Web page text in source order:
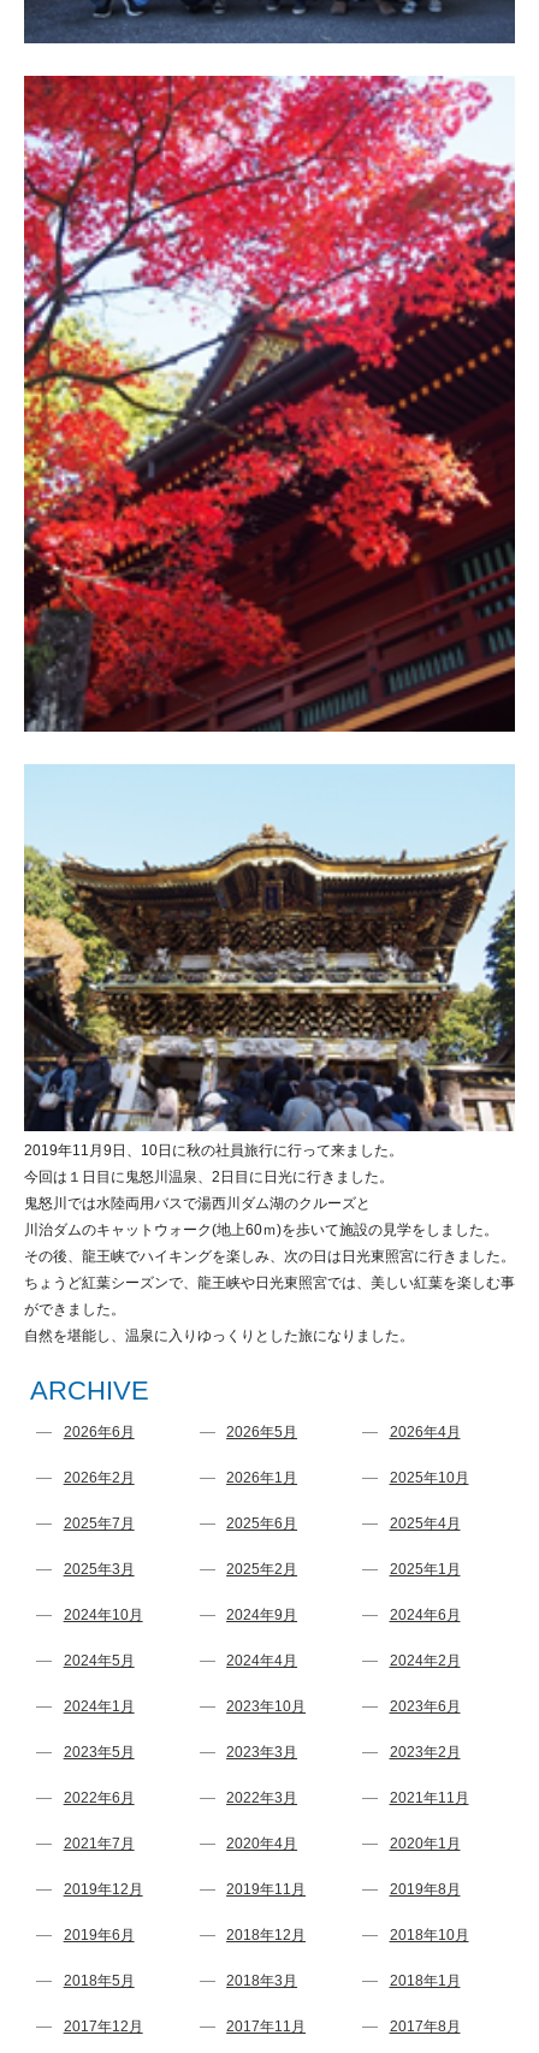
2019年11月9日、10日に秋の社員旅行に行って来ました。
今回は１日目に鬼怒川温泉、2日目に日光に行きました。
鬼怒川では水陸両用バスで湯西川ダム湖のクルーズと
川治ダムのキャットウォーク(地上60ｍ)を歩いて施設の見学をしました。
その後、龍王峡でハイキングを楽しみ、次の日は日光東照宮に行きました。
ちょうど紅葉シーズンで、龍王峡や日光東照宮では、美しい紅葉を楽しむ事
ができました。
自然を堪能し、温泉に入りゆっくりとした旅になりました。
ARCHIVE
2026年6月 2026年5月 2026年4月
2026年2月 2026年1月 2025年10月
2025年7月 2025年6月 2025年4月
2025年3月 2025年2月 2025年1月
2024年10月 2024年9月 2024年6月
2024年5月 2024年4月 2024年2月
2024年1月 2023年10月 2023年6月
2023年5月 2023年3月 2023年2月
2022年6月 2022年3月 2021年11月
2021年7月 2020年4月 2020年1月
2019年12月 2019年11月 2019年8月
2019年6月 2018年12月 2018年10月
2018年5月 2018年3月 2018年1月
2017年12月 2017年11月 2017年8月